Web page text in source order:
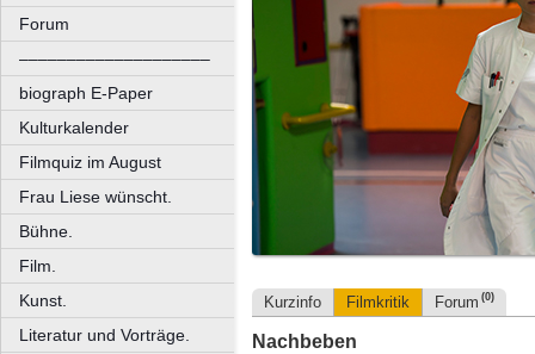
Forum
––––––––––––––––––––
biograph E-Paper
Kulturkalender
Filmquiz im August
Frau Liese wünscht.
Bühne.
Film.
Kunst.
Literatur und Vorträge.
Kurzinfo Filmkritik Forum (0)
Nachbeben